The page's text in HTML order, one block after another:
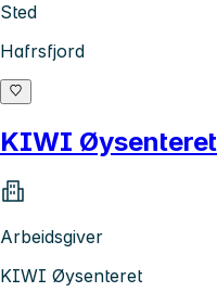
Sted
Hafrsfjord
KIWI Øysenteret
Arbeidsgiver
KIWI Øysenteret